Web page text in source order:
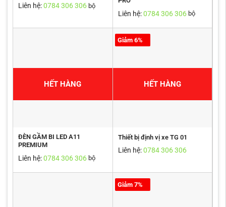
Liên hệ:0784 306 306 bộ
Liên hệ:0784 306 306bộ
HẾT HÀNG
ĐÈN GẦM BI LED A11
PREMIUM
Liên hệ:0784 306 306 bộ
Giảm 6%
HẾT HÀNG
Thiết bị định vị xe TG 01
Liên hệ:0784 306 306
Giảm 7%